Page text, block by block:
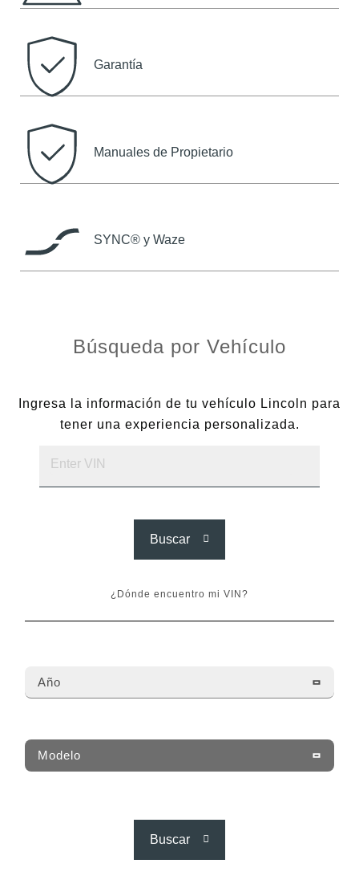
Garantía
Manuales de Propietario
SYNC® y Waze
Búsqueda por Vehículo
Ingresa la información de tu vehículo Lincoln para
tener una experiencia personalizada.
Buscar
¿Dónde encuentro mi VIN?
Año
Modelo
Buscar